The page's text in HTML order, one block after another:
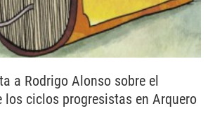
a Rodrigo Alonso sobre el
los ciclos progresistas en Arquero